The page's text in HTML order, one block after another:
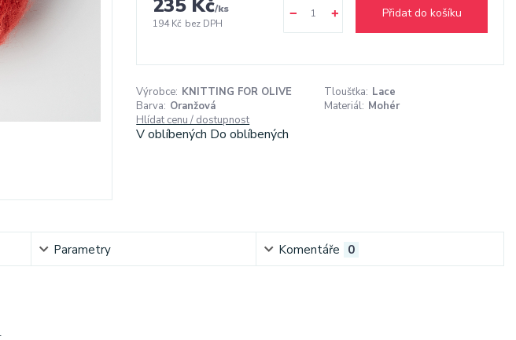
235 Kč/ks
194 Kč bez DPH
Přidat do košíku
Výrobce: KNITTING FOR OLIVE Tloušťka: Lace
Barva: Oranžová Materiál: Mohér
Hlídat cenu / dostupnost
V oblíbených Do oblíbených
Parametry Komentáře 0